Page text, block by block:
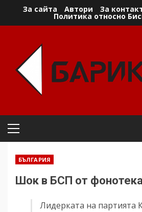
За сайта Автори За
Политика относно
Primary
БЪЛГАРИЯ
Шок в БСП от
Лидерката на партията